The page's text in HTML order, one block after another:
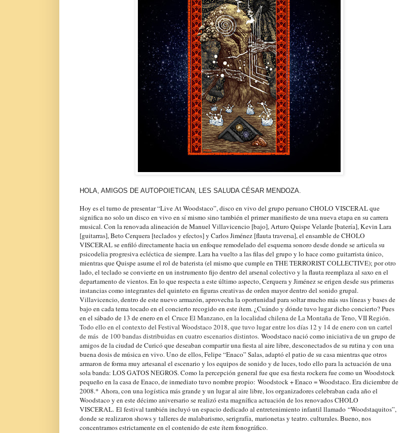
HOLA, AMIGOS DE AUTOPOIETICAN, LES SALUDA CÉSAR MENDOZA.
Hoy es el turno de presentar “Live At Woodstaco”, disco en vivo del grupo peruano CHOLO VISCERAL que
significa no solo un disco en vivo en sí mismo sino también el primer manifiesto de una nueva etapa en su carrera
musical. Con la renovada alineación de Manuel Villavicencio [bajo], Arturo Quispe Velarde [batería], Kevin Lara
[guitarras], Beto Cerquera [teclados y efectos] y Carlos Jiménez [flauta traversa], el ensamble de CHOLO
VISCERAL se enfiló directamente hacia un enfoque remodelado del esquema sonoro desde donde se articula su
psicodelia progresiva ecléctica de siempre. Lara ha vuelto a las filas del grupo y lo hace como guitarrista único,
mientras que Quispe asume el rol de baterista (el mismo que cumple en THE TERRORIST COLLECTIVE); por otro
lado, el teclado se convierte en un instrumento fijo dentro del arsenal colectivo y la flauta reemplaza al saxo en el
departamento de vientos. En lo que respecta a este último aspecto, Cerquera y Jiménez se erigen desde sus primeras
instancias como integrantes del quinteto en figuras creativas de orden mayor dentro del sonido grupal.
Villavicencio, dentro de este nuevo armazón, aprovecha la oportunidad para soltar mucho más sus líneas y bases de
bajo en cada tema tocado en el concierto recogido en este ítem. ¿Cuándo y dónde tuvo lugar dicho concierto? Pues
en el sábado de 13 de enero en el Cruce El Manzano, en la localidad chilena de La Montaña de Teno, VII Región.
Todo ello en el contexto del Festival Woodstaco 2018, que tuvo lugar entre los días 12 y 14 de enero con un cartel
de más de 100 bandas distribuidas en cuatro escenarios distintos. Woodstaco nació como iniciativa de un grupo de
amigos de la ciudad de Curicó que deseaban compartir una fiesta al aire libre, desconectados de su rutina y con una
buena dosis de música en vivo. Uno de ellos, Felipe “Enaco” Salas, adaptó el patio de su casa mientras que otros
armaron de forma muy artesanal el escenario y los equipos de sonido y de luces, todo ello para la actuación de una
sola banda: LOS GATOS NEGROS. Como la percepción general fue que esa fiesta rockera fue como un Woodstock
pequeño en la casa de Enaco, de inmediato tuvo nombre propio: Woodstock + Enaco = Woodstaco. Era diciembre de
2008.* Ahora, con una logística más grande y un lugar al aire libre, los organizadores celebraban cada año el
Woodstaco y en este décimo aniversario se realizó esta magnífica actuación de los renovados CHOLO
VISCERAL. El festival también incluyó un espacio dedicado al entretenimiento infantil llamado “Woodstaquitos”,
donde se realizaron shows y talleres de malabarismo, serigrafía, marionetas y teatro. culturales. Bueno, nos
concentramos estrictamente en el contenido de este ítem fonográfico.